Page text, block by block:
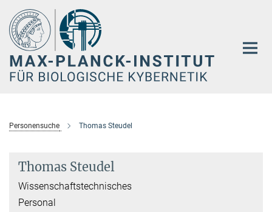
Hauptinhalt
Personensuche Thomas Steudel
Thomas Steudel
Wissenschaftstechnisches
Personal